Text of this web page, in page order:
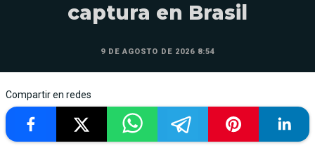
captura en Brasil
9 DE AGOSTO DE 2026 8:54
Compartir en redes